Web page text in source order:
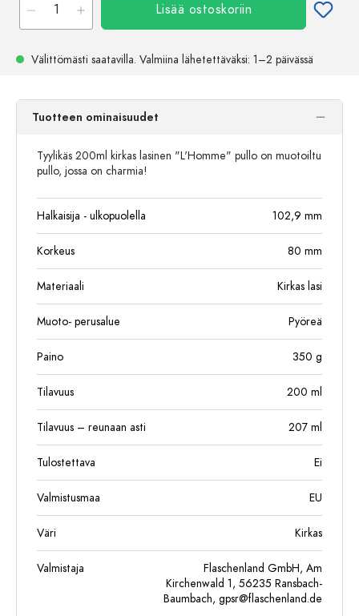
Lisää ostoskoriin
Välittömästi saatavilla. Valmiina lähetettäväksi: 1–2 päivässä
Tuotteen ominaisuudet
Tyylikäs 200ml kirkas lasinen "L'Homme" pullo on muotoiltu
pullo, jossa on charmia!
Halkaisija - ulkopuolella 102,9 mm
Korkeus 80 mm
Materiaali Kirkas lasi
Muoto- perusalue Pyöreä
Paino 350 g
Tilavuus 200 ml
Tilavuus – reunaan asti 207 ml
Tulostettava Ei
Valmistusmaa EU
Väri Kirkas
Valmistaja
Flaschenland GmbH, Am
Kirchenwald 1, 56235 Ransbach-
Baumbach, gpsr@flaschenland.de